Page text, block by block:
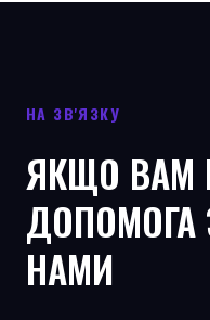
НА ЗВ'ЯЗКУ
ЯКЩО ВАМ
ДОПОМОГА
НАМИ